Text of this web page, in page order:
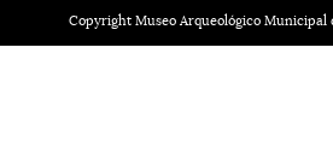
Copyright Museo Arqueológico Municipal